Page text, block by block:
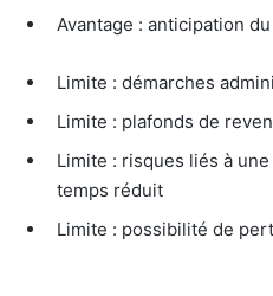
Avantage : anticipation
Limite : démarches
Limite : plafonds de
Limite : risques liés à
temps réduit
Limite : possibilité de